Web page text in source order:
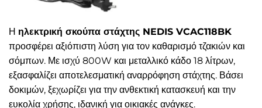
Η ηλεκτρική σκούπα στάχτης NEDIS VCAC118BK
προσφέρει αξιόπιστη λύση για τον καθαρισμό τζακιών και
σόμπων. Με ισχύ 800W και μεταλλικό κάδο 18 λίτρων,
εξασφαλίζει αποτελεσματική αναρρόφηση στάχτης. Βάσει
δοκιμών, ξεχωρίζει για την ανθεκτική κατασκευή και την
ευκολία χρήσης, ιδανική για οικιακές ανάγκες.